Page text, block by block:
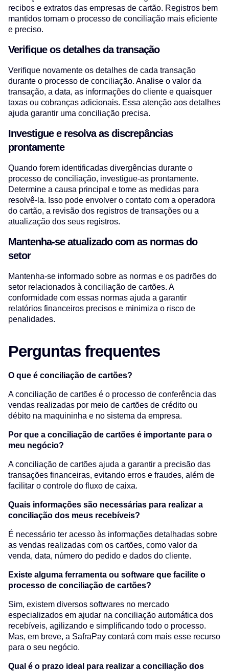
recibos e extratos das empresas de cartão. Registros bem
mantidos tornam o processo de conciliação mais eficiente
e preciso.
Verifique os detalhes da transação
Verifique novamente os detalhes de cada transação
durante o processo de conciliação. Analise o valor da
transação, a data, as informações do cliente e quaisquer
taxas ou cobranças adicionais. Essa atenção aos detalhes
ajuda garantir uma conciliação precisa.
Investigue e resolva as discrepâncias
prontamente
Quando forem identificadas divergências durante o
processo de conciliação, investigue-as prontamente.
Determine a causa principal e tome as medidas para
resolvê-la. Isso pode envolver o contato com a operadora
do cartão, a revisão dos registros de transações ou a
atualização dos seus registros.
Mantenha-se atualizado com as normas do
setor
Mantenha-se informado sobre as normas e os padrões do
setor relacionados à conciliação de cartões. A
conformidade com essas normas ajuda a garantir
relatórios financeiros precisos e minimiza o risco de
penalidades.
Perguntas frequentes
O que é conciliação de cartões?
A conciliação de cartões é o processo de conferência das
vendas realizadas por meio de cartões de crédito ou
débito na maquininha e no sistema da empresa.
Por que a conciliação de cartões é importante para o
meu negócio?
A conciliação de cartões ajuda a garantir a precisão das
transações financeiras, evitando erros e fraudes, além de
facilitar o controle do fluxo de caixa.
Quais informações são necessárias para realizar a
conciliação dos meus recebíveis?
É necessário ter acesso às informações detalhadas sobre
as vendas realizadas com os cartões, como valor da
venda, data, número do pedido e dados do cliente.
Existe alguma ferramenta ou software que facilite o
processo de conciliação de cartões?
Sim, existem diversos softwares no mercado
especializados em ajudar na conciliação automática dos
recebíveis, agilizando e simplificando todo o processo.
Mas, em breve, a SafraPay contará com mais esse recurso
para o seu negócio.
Qual é o prazo ideal para realizar a conciliação dos